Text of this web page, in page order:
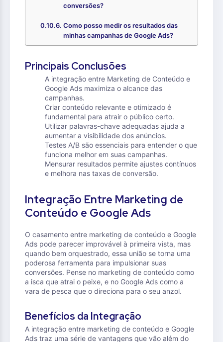
conversões?
Como posso medir os resultados das
minhas campanhas de Google Ads?
Principais Conclusões
A integração entre Marketing de Conteúdo e
Google Ads maximiza o alcance das
campanhas.
Criar conteúdo relevante e otimizado é
fundamental para atrair o público certo.
Utilizar palavras-chave adequadas ajuda a
aumentar a visibilidade dos anúncios.
Testes A/B são essenciais para entender o que
funciona melhor em suas campanhas.
Mensurar resultados permite ajustes contínuos
e melhora nas taxas de conversão.
Integração Entre Marketing de
Conteúdo e Google Ads
O casamento entre marketing de conteúdo e Google
Ads pode parecer improvável à primeira vista, mas
quando bem orquestrado, essa união se torna uma
poderosa ferramenta para impulsionar suas
conversões. Pense no marketing de conteúdo como
a isca que atrai o peixe, e no Google Ads como a
vara de pesca que o direciona para o seu anzol.
Benefícios da Integração
A integração entre marketing de conteúdo e Google
Ads traz uma série de vantagens que vão além do